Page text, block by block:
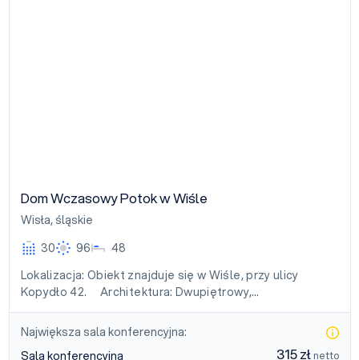
Dom Wczasowy Potok w Wiśle
Wisła, śląskie
30
96
48
Lokalizacja: Obiekt znajduje się w Wiśle, przy ulicy
Kopydło 42. Architektura: Dwupiętrowy,…
Największa sala konferencyjna:
Sala konferencyjna
315 zł netto